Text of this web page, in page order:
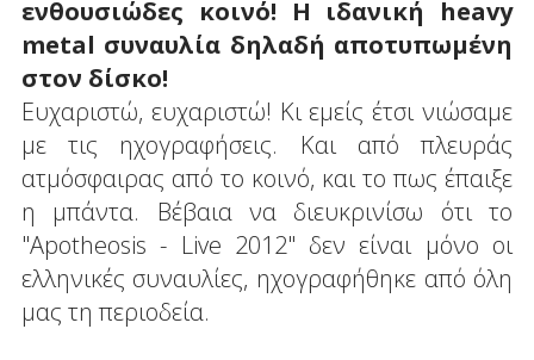
ενθουσιώδες κοινό! Η ιδανική heavy
metal συναυλία δηλαδή αποτυπωμένη
στον δίσκο!
Ευχαριστώ, ευχαριστώ! Κι εμείς έτσι νιώσαμε
με τις ηχογραφήσεις. Και από πλευράς
ατμόσφαιρας από το κοινό, και το πως έπαιξε
η μπάντα. Βέβαια να διευκρινίσω ότι το
"Apotheosis - Live 2012" δεν είναι μόνο οι
ελληνικές συναυλίες, ηχογραφήθηκε από όλη
μας τη περιοδεία.